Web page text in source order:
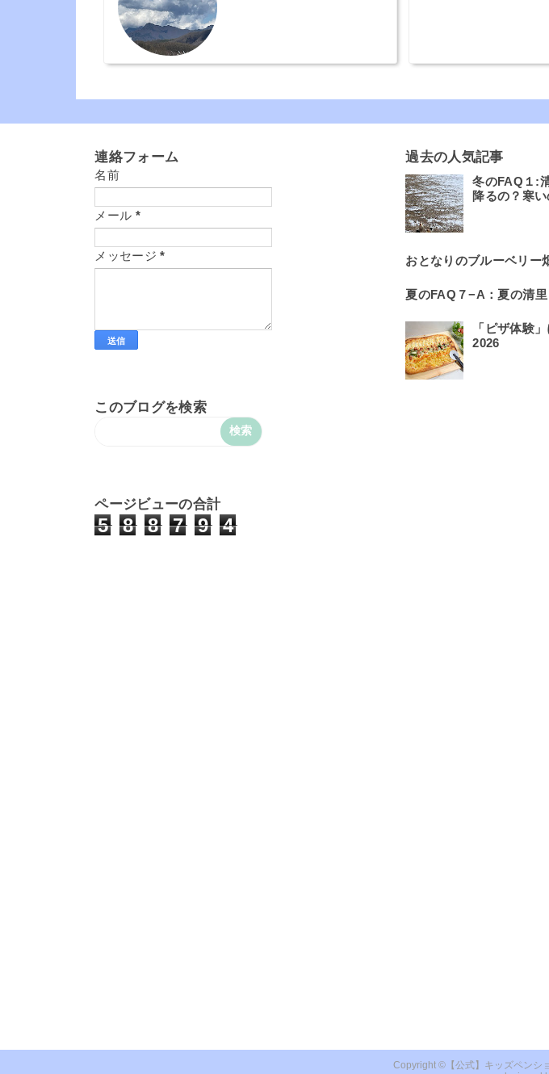
連絡フォーム
名前
メール *
メッセージ*
このブログを検索
ページビューの合計
5 8 8 7 9 4
過去の人気記事
冬のFAQ１:
降るの？寒
おとなりのブルーベリー
夏のFAQ７−A：夏の清
「ピザ体験
2026
【公式】キッズペンシ